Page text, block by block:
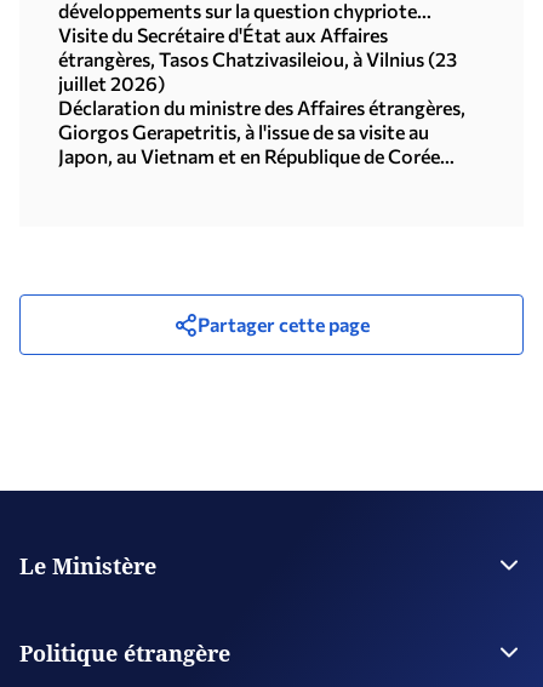
développements sur la question chypriote
(29.07.2026)
Visite du Secrétaire d'État aux Affaires
étrangères, Tasos Chatzivasileiou, à Vilnius (23
juillet 2026)
Déclaration du ministre des Affaires étrangères,
Giorgos Gerapetritis, à l'issue de sa visite au
Japon, au Vietnam et en République de Corée
Partager cette page
Le Ministère
Plan stratégique
Organisations supervisées
Politique étrangère